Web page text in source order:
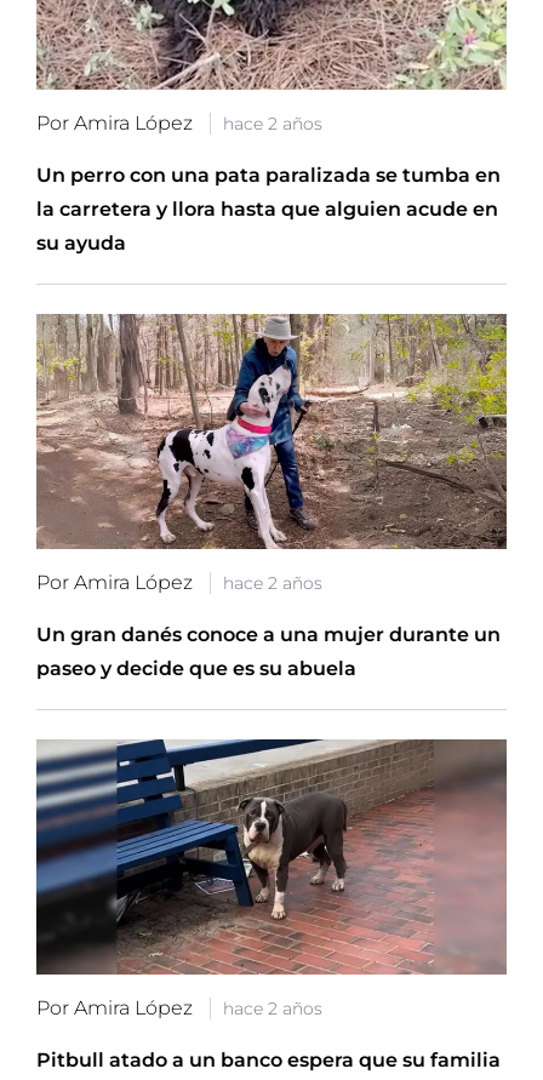
Por Amira López hace 2 años
Un perro con una pata paralizada se tumba en
la carretera y llora hasta que alguien acude en
su ayuda
Por Amira López hace 2 años
Un gran danés conoce a una mujer durante un
paseo y decide que es su abuela
Por Amira López hace 2 años
Pitbull atado a un banco espera que su familia